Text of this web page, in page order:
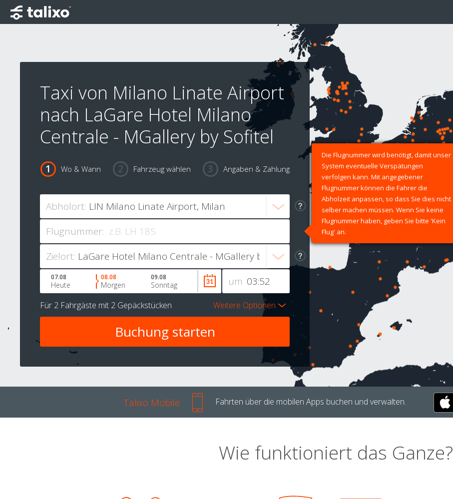
Taxi von Milano Linate Airport
nach LaGare Hotel Milano
Centrale - MGallery by Sofitel
Wo & Wann Fahrzeug wählen Angaben & Zahlung
Abholort:
Flugnummer:
Die Flugnummer wird benötigt, damit unser
System eventuelle Verspätungen
verfolgen kann. Mit angegebener
Flugnummer können die Fahrer die
Abholzeit anpassen, so dass Sie dies nicht
selber machen müssen. Wenn Sie keine
Flugnummer haben, geben Sie bitte 'Kein
Flug' an.
Zielort:
um
07.08
Heute
08.08
Morgen
09.08
Sonntag
Für 2 Fahrgäste mit 2 Gepäckstücken Weitere Optionen
Talixo Mobile Fahrten über die mobilen Apps buchen und verwalten.
Wie funktioniert das Ganze?